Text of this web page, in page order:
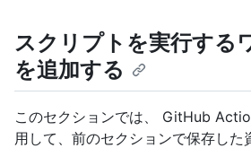
スクリプトを実行する
を追加する
このセクションでは、 GitHub
用して、前のセクションで保存した